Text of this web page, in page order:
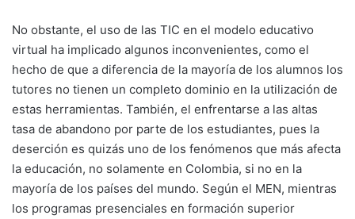
No obstante, el uso de las TIC en el modelo educativo
virtual ha implicado algunos inconvenientes, como el
hecho de que a diferencia de la mayoría de los alumnos los
tutores no tienen un completo dominio en la utilización de
estas herramientas. También, el enfrentarse a las altas
tasa de abandono por parte de los estudiantes, pues la
deserción es quizás uno de los fenómenos que más afecta
la educación, no solamente en Colombia, si no en la
mayoría de los países del mundo. Según el MEN, mientras
los programas presenciales en formación superior